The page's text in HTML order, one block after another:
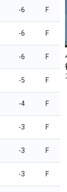
-6 F
-6 F
-6 F
-5 F
-4 F
-3 F
-3 F
-3 F